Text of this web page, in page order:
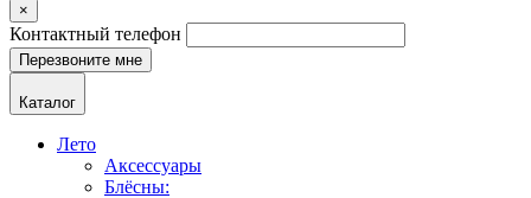
×
Контактный телефон
Каталог
Лето
Аксессуары
Блёсны: